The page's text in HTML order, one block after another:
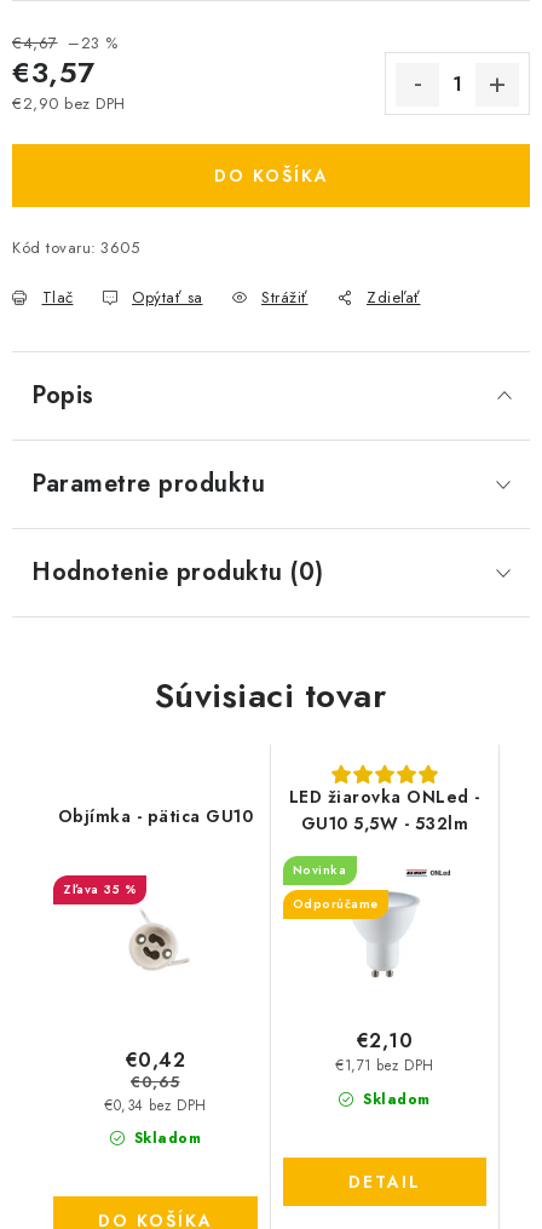
€4,67 –23 %
€3,57
€2,90 bez DPH
DO KOŠÍKA
Kód tovaru: 3605
Tlač Opýtať sa Strážiť Zdieľať
Popis
Parametre produktu
Hodnotenie produktu (0)
Súvisiaci tovar
Objímka - pätica GU10
35 %
Skladom
€0,34 bez DPH
€0,42
€0,65
DO KOŠÍKA
LED žiarovka ONLed -
GU10 5,5W - 532lm
Novinka
Odporúčame
Skladom
€1,71 bez DPH
€2,10
DETAIL